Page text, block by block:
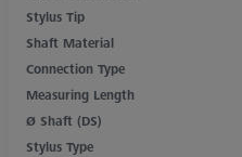
Stylus Tip
Shaft Material
Connection Type
Measuring Length
Ø Shaft (DS)
Stylus Type